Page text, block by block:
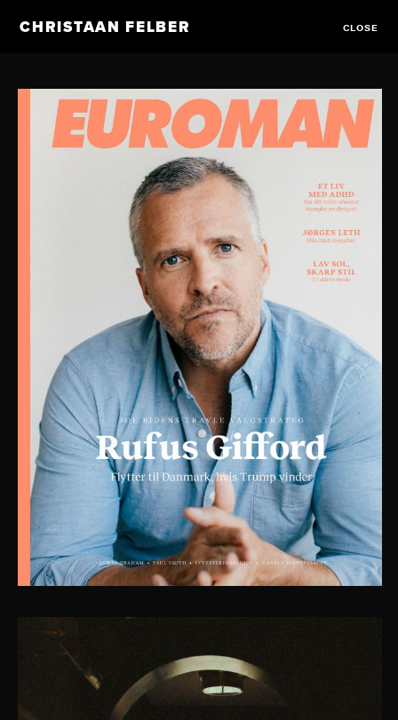
CHRISTAAN FELBER CLOSE